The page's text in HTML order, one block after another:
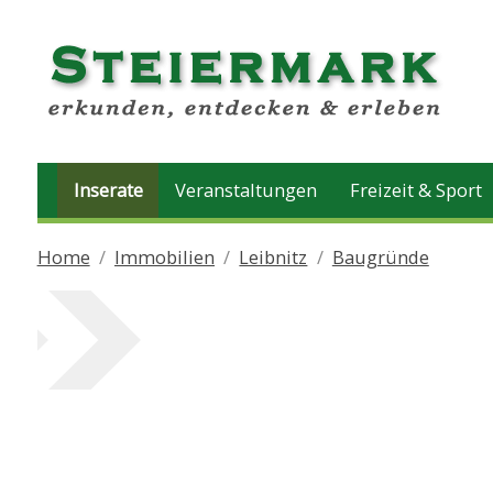
Inserate Veranstaltungen Freizeit & Sport
Home Immobilien Leibnitz Baugründe